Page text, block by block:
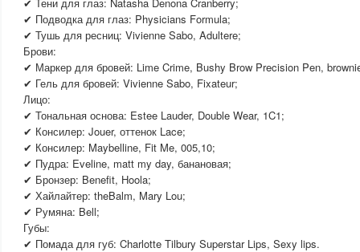
✔ Подводка для глаз: Physicians Formula;
✔ Тушь для ресниц: Vivienne Sabo, Adultere;
Брови:
✔ Маркер для бровей: Lime Crime, Bushy Brow Precision Pen,
✔ Гель для бровей: Vivienne Sabo, Fixateur;
Лицо:
✔ Тональная основа: Estee Lauder, Double Wear, 1C1;
✔ Консилер: Jouer, оттенок Lace;
✔ Консилер: Maybelline, Fit Me, 005,10;
✔ Пудра: Eveline, matt my day, банановая;
✔ Бронзер: Benefit, Hoola;
✔ Хайлайтер: theBalm, Mary Lou;
✔ Румяна: Bell;
Губы:
✔ Помада для губ: Charlotte Tilbury Superstar Lips, Sexy lips.